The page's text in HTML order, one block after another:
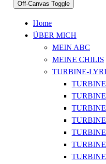
Off-Canvas Toggle
Home
ÜBER MICH
MEIN ABC
MEINE CHILIS
TURBINE-